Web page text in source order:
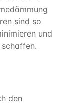
sind so
und
den